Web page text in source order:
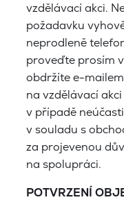
vzdělávací akci.
požadavku
neprodleně
proveďte prosím
obdržíte e-
na vzdělávací
v případě
v souladu s
za projevenou
na spolupráci.
POTVRZENÍ